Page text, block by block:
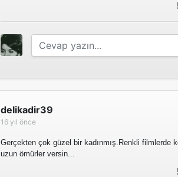
delikadir39
16 yıl önce
Gerçekten çok güzel bir kadınmış.Renkli filmlerde
uzun ömürler versin...